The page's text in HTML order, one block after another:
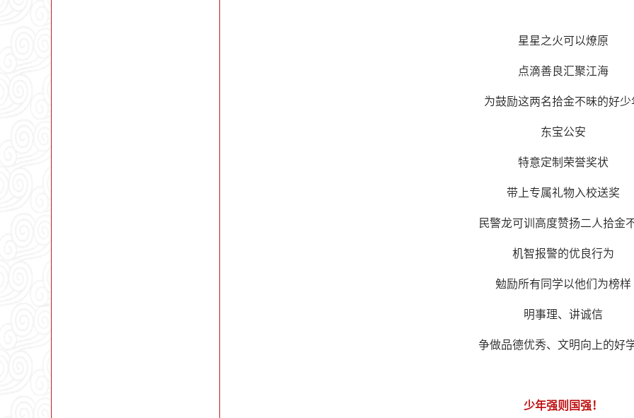
星星之火可以燎原
点滴善良汇聚江海
为鼓励这两名拾金不昧的好少
东宝公安
特意定制荣誉奖状
带上专属礼物入校送奖
民警龙可训高度赞扬二人拾金
机智报警的优良行为
勉励所有同学以他们为榜样
明事理、讲诚信
争做品德优秀、文明向上的好
少年强则国强！